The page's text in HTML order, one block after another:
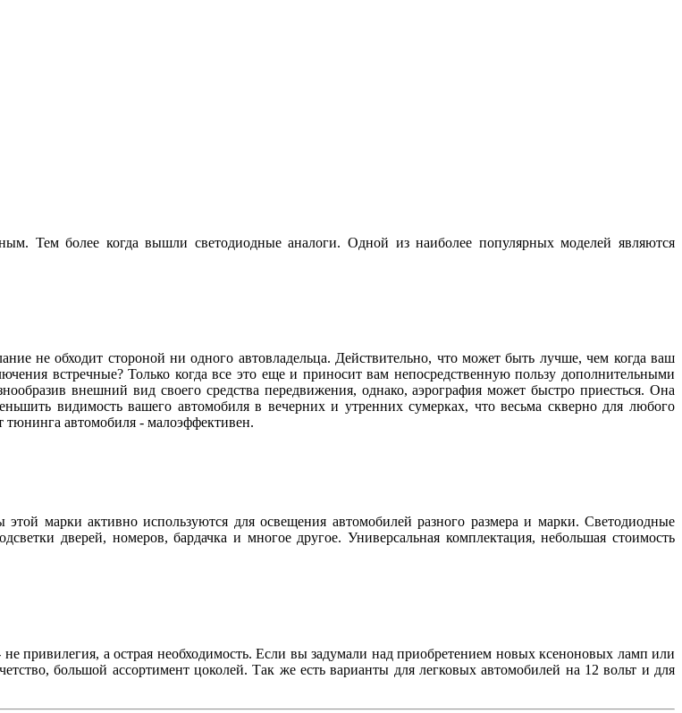
Тем более когда вышли светодиодные аналоги. Одной из наиболее популярных моделей являются
не обходит стороной ни одного автовладельца. Действительно, что может быть лучше, чем когда ваш
встречные? Только когда все это еще и приносит вам непосредственную пользу дополнительными
внешний вид своего средства передвижения, однако, аэрография может быстро приесться. Она
видимость вашего автомобиля в вечерних и утренних сумерках, что весьма скверно для любого
тюнинга автомобиля - малоэффективен.
марки активно используются для освещения автомобилей разного размера и марки. Светодиодные
дверей, номеров, бардачка и многое другое. Универсальная комплектация, небольшая стоимость
привилегия, а острая необходимость. Если вы задумали над приобретением новых ксеноновых ламп или
большой ассортимент цоколей. Так же есть варианты для легковых автомобилей на 12 вольт и для